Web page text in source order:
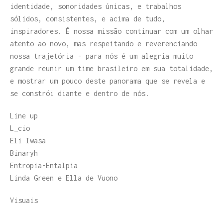
identidade, sonoridades únicas, e trabalhos
sólidos, consistentes, e acima de tudo,
inspiradores. É nossa missão continuar com um olhar
atento ao novo, mas respeitando e reverenciando
nossa trajetória - para nós é um alegria muito
grande reunir um time brasileiro em sua totalidade,
e mostrar um pouco deste panorama que se revela e
se constrói diante e dentro de nós.
Line up
L_cio
Eli Iwasa
Binaryh
Entropia-Entalpia
Linda Green e Ella de Vuono
Visuais